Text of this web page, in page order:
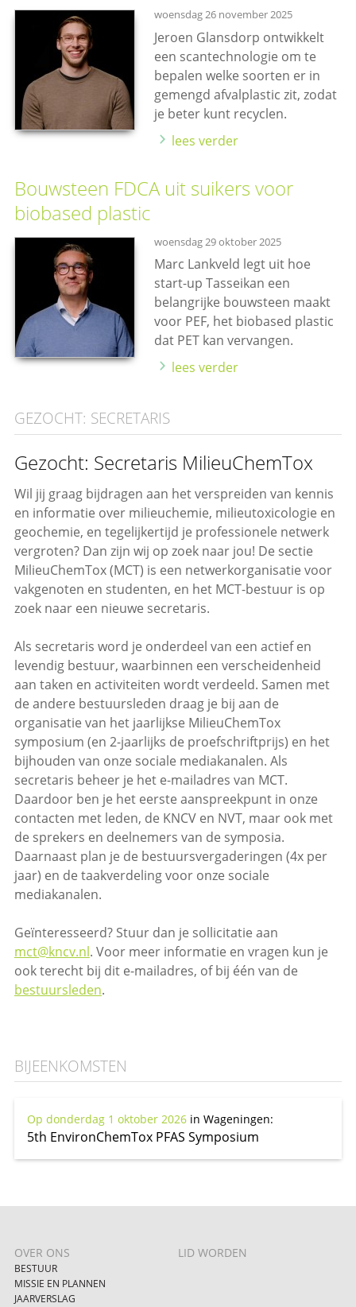
woensdag 26 november 2025
Jeroen Glansdorp ontwikkelt
een scantechnologie om te
bepalen welke soorten er in
gemengd afvalplastic zit, zodat
je beter kunt recyclen.
lees verder
Bouwsteen FDCA uit suikers voor
biobased plastic
woensdag 29 oktober 2025
Marc Lankveld legt uit hoe
start-up Tasseikan een
belangrijke bouwsteen maakt
voor PEF, het biobased plastic
dat PET kan vervangen.
lees verder
GEZOCHT: SECRETARIS
Gezocht: Secretaris MilieuChemTox
Wil jij graag bijdragen aan het verspreiden van kennis
en informatie over milieuchemie, milieutoxicologie en
geochemie, en tegelijkertijd je professionele netwerk
vergroten? Dan zijn wij op zoek naar jou! De sectie
MilieuChemTox (MCT) is een netwerkorganisatie voor
vakgenoten en studenten, en het MCT-bestuur is op
zoek naar een nieuwe secretaris.
Als secretaris word je onderdeel van een actief en
levendig bestuur, waarbinnen een verscheidenheid
aan taken en activiteiten wordt verdeeld. Samen met
de andere bestuursleden draag je bij aan de
organisatie van het jaarlijkse MilieuChemTox
symposium (en 2-jaarlijks de proefschriftprijs) en het
bijhouden van onze sociale mediakanalen. Als
secretaris beheer je het e-mailadres van MCT.
Daardoor ben je het eerste aanspreekpunt in onze
contacten met leden, de KNCV en NVT, maar ook met
de sprekers en deelnemers van de symposia.
Daarnaast plan je de bestuursvergaderingen (4x per
jaar) en de taakverdeling voor onze sociale
mediakanalen.
Geïnteresseerd? Stuur dan je sollicitatie aan
mct@kncv.nl. Voor meer informatie en vragen kun je
ook terecht bij dit e-mailadres, of bij één van de
bestuursleden.
BIJEENKOMSTEN
Op donderdag 1 oktober 2026in Wageningen:
5th EnvironChemTox PFAS Symposium
OVER ONS
BESTUUR
MISSIE EN PLANNEN
JAARVERSLAG
LID WORDEN